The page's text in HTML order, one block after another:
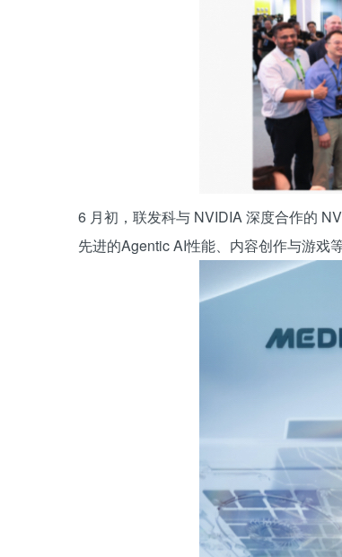
6 月初，联发科与 NVIDIA 深度合作的
先进的Agentic AI性能、内容创作与游戏